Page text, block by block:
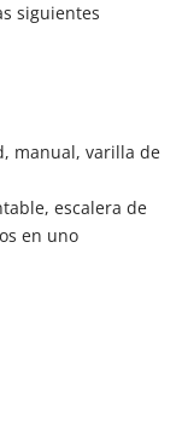
siguientes
manual, varilla de
escalera de
en uno